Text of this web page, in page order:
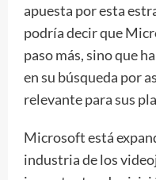
apuesta por esta
podría decir que
paso más, sino que
en su búsqueda por
relevante para sus
Microsoft está
industria de los